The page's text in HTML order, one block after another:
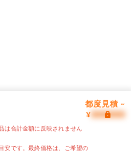
都度見積 ~
¥
は合計金額に反映されません
安です。最終価格は、ご希望の